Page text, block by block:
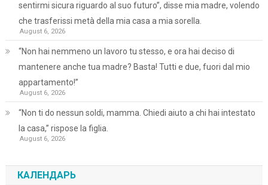
sentirmi sicura riguardo al suo futuro”, disse mia madre, volendo
che trasferissi metà della mia casa a mia sorella.
August 6, 2026
“Non hai nemmeno un lavoro tu stesso, e ora hai deciso di
mantenere anche tua madre? Basta! Tutti e due, fuori dal mio
appartamento!”
August 6, 2026
“Non ti do nessun soldi, mamma. Chiedi aiuto a chi hai intestato
la casa,” rispose la figlia.
August 6, 2026
КАЛЕНДАРЬ